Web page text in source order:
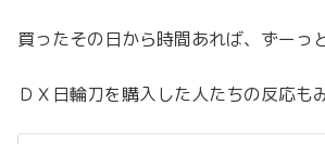
買ったその日から時間あれば、ずーっ
ＤＸ日輪刀を購入した人たちの反応も